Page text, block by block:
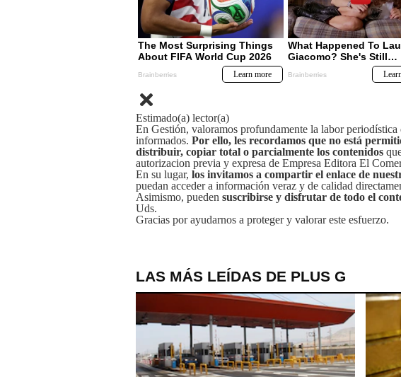
Estimado(a) lector(a)
En Gestión, valoramos profundamente la labor periodística
informados. Por ello, les recordamos que no está
distribuir, copiar total o parcialmente los contenidos
autorizacion previa y expresa de Empresa Editora El
En su lugar, los invitamos a compartir el enlace de
puedan acceder a información veraz y de calidad
Asimismo, pueden suscribirse y disfrutar de todo el
Uds.
Gracias por ayudarnos a proteger y valorar este esfuerzo.
LAS MÁS LEÍDAS DE PLUS G